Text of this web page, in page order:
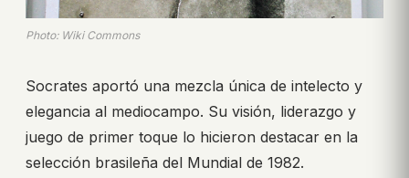
Photo: Wiki Commons
Socrates aportó una mezcla única de intelecto y
elegancia al mediocampo. Su visión, liderazgo y
juego de primer toque lo hicieron destacar en la
selección brasileña del Mundial de 1982.